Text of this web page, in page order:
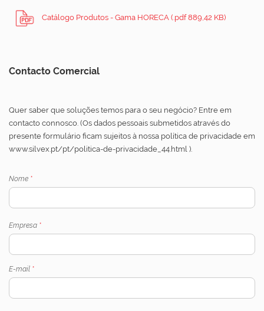
Catálogo Produtos - Gama HORECA (.pdf 889,42 KB)
Contacto Comercial
Quer saber que soluções temos para o seu negócio? Entre em
contacto connosco. (Os dados pessoais submetidos através do
presente formulário ficam sujeitos à nossa política de privacidade em
www.silvex.pt/pt/politica-de-privacidade_44.html ).
Nome *
Empresa *
E-mail *